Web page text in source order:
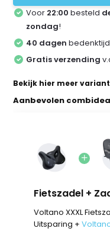
Voor 22:00 besteld
zondag!
40 dagen
Gratis verzending
Bekijk hier meer
Aanbevolen
Fietszadel +
Voltano XXXL
Uitsparing +